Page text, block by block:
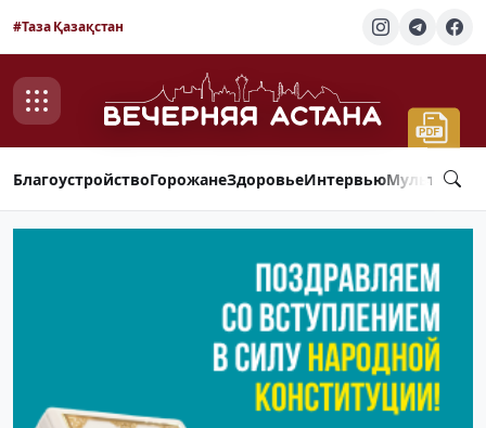
#Таза Қазақстан
БлагоустройствоГорожанеЗдоровьеИнтервью